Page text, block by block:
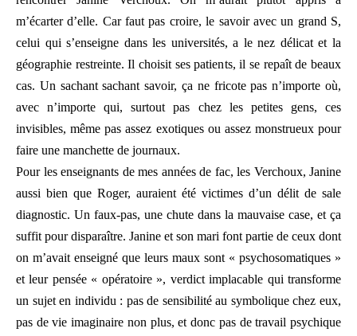
m’écarter d’elle. Car faut pas croire, le savoir avec un grand S,
celui qui s’enseigne dans les universités, a le nez délicat et la
géographie restreinte. Il choisit ses patients, il se repaît de beaux
cas. Un sachant sachant savoir, ça ne fricote pas n’importe où,
avec n’importe qui, surtout pas chez les petites gens, ces
invisibles, même pas assez exotiques ou assez monstrueux pour
faire une manchette de journaux.
Pour les enseignants de mes années de fac, les Verchoux, Janine
aussi bien que Roger, auraient été victimes d’un délit de sale
diagnostic. Un faux-pas, une chute dans la mauvaise case, et ça
suffit pour disparaître. Janine et son mari font partie de ceux dont
on m’avait enseigné que leurs maux sont « psychosomatiques »
et leur pensée « opératoire », verdict implacable qui transforme
un sujet en individu : pas de sensibilité au symbolique chez eux,
pas de vie imaginaire non plus, et donc pas de travail psychique